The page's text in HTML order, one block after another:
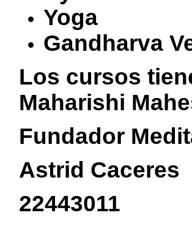
Yoga
Gandharva
Los cursos
Maharishi
Fundador
Astrid Caceres
22443011